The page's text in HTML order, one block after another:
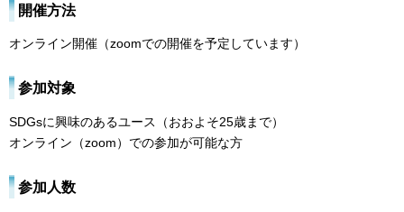
開催方法
オンライン開催（zoomでの開催を予定しています）
参加対象
SDGsに興味のあるユース（おおよそ25歳まで）
オンライン（zoom）での参加が可能な方
参加人数